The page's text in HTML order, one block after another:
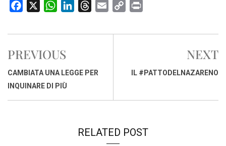
c
b
o
o
W
a
s
A
p
n
d
r
d
a
p
i
PREVIOUS
CAMBIATA UNA LEGGE PER
INQUINARE DI PIÙ
NEXT
IL #PATTODELNAZARENO
RELATED POST